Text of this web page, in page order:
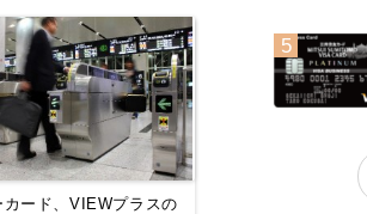
カード、VIEWプラスの